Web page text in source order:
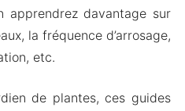
apprendrez davantage sur
la fréquence d’arrosage,
etc.
de plantes, ces guides